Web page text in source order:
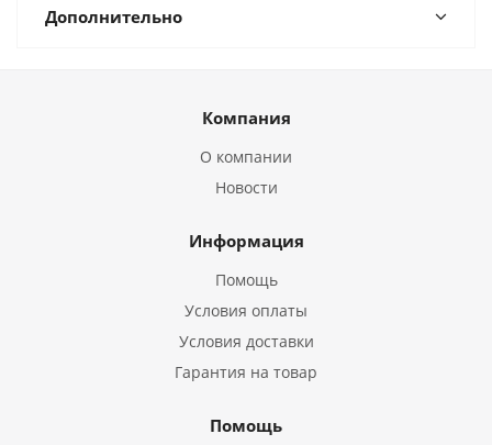
Дополнительно
Компания
О компании
Новости
Информация
Помощь
Условия оплаты
Условия доставки
Гарантия на товар
Помощь